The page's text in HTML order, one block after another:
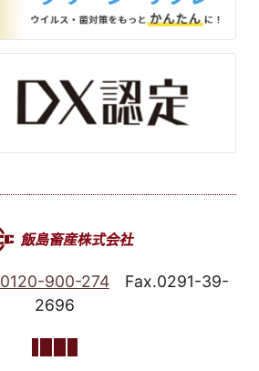
0120-900-274
Fax.0291-39-
2696